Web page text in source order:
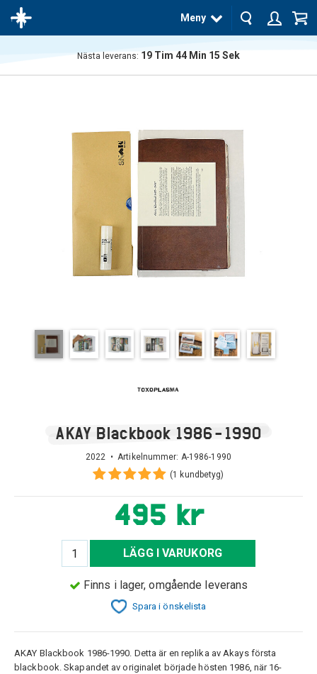
Meny
Nästa leverans: 19 Tim 44 Min 14 Sek
AKAY Blackbook 1986-1990
2022 • Artikelnummer: A-1986-1990
(1 kundbetyg)
495 kr
LÄGG I VARUKORG
Finns i lager, omgående leverans
Spara i önskelista
AKAY Blackbook 1986-1990. Detta är en replika av Akays första
blackbook. Skapandet av originalet började hösten 1986, när 16-